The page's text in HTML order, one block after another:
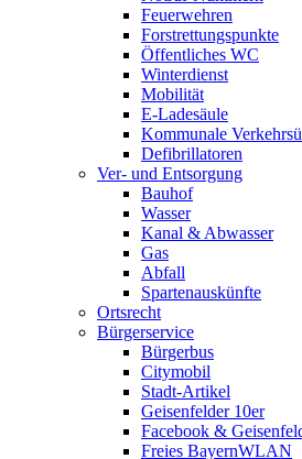
Feuerwehren
Forstrettungspunkte
Öffentliches WC
Winterdienst
Mobilität
E-Ladesäule
Kommunale
Defibrillatoren
Ver- und Entsorgung
Bauhof
Wasser
Kanal & Abwasser
Gas
Abfall
Spartenauskünfte
Ortsrecht
Bürgerservice
Bürgerbus
Citymobil
Stadt-Artikel
Geisenfelder 10er
Facebook &
Freies BayernWLAN